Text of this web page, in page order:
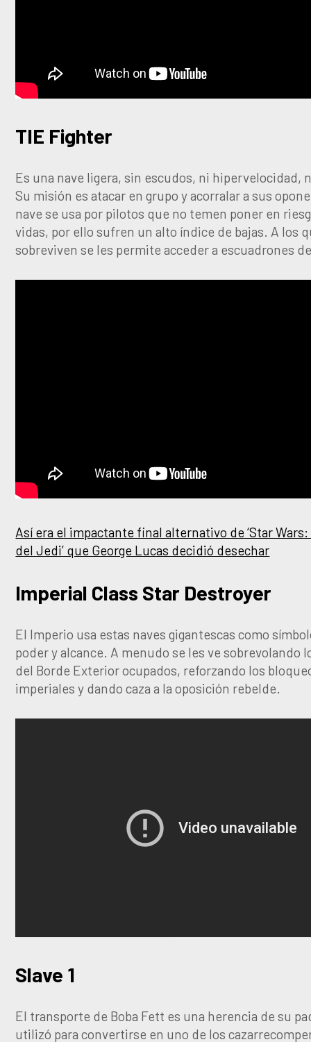
TIE Fighter
Es una nave ligera, sin escudos, ni hipervelocidad,
Su misión es atacar en grupo y acorralar a sus
nave se usa por pilotos que no temen poner en
vidas, por ello sufren un alto índice de bajas. A los
sobreviven se les permite acceder a escuadrones
Así era el impactante final alternativo de ‘Star
del Jedi’ que George Lucas decidió desechar
Imperial Class Star Destroyer
El Imperio usa estas naves gigantescas como
poder y alcance. A menudo se les ve sobrevolando
del Borde Exterior ocupados, reforzando los
imperiales y dando caza a la oposición rebelde.
Slave 1
El transporte de Boba Fett es una herencia de su
utilizó para convertirse en uno de los